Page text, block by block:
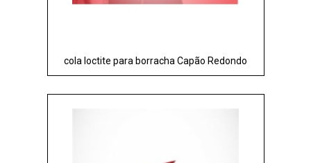
cola loctite para borracha Capão Redondo